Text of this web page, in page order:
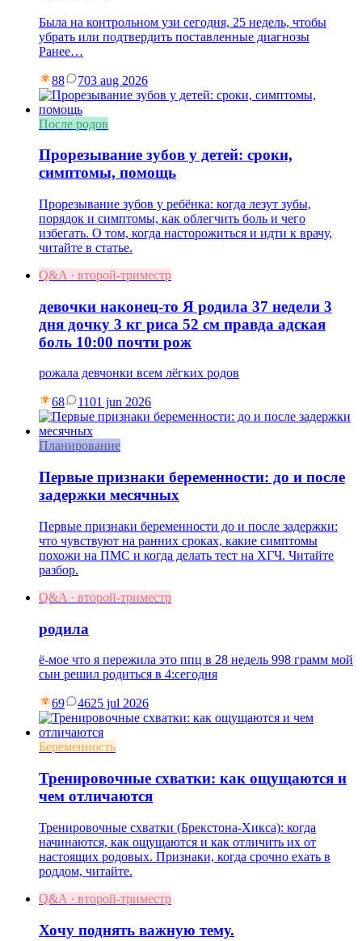
Была на контрольном узи сегодня, 25 недель, чтобы
убрать или подтвердить поставленные диагнозы
Ранее…
88 703 aug 2026
После родов
Прорезывание зубов у детей: сроки,
симптомы, помощь
Прорезывание зубов у ребёнка: когда лезут зубы,
порядок и симптомы, как облегчить боль и чего
избегать. О том, когда насторожиться и идти к врачу,
читайте в статье.
Q&A · второй-триместр
девочки наконец-то Я родила 37 недели 3
дня дочку 3 кг риса 52 см правда адская
боль 10:00 почти рож
рожала девчонки всем лёгких родов
68 1101 jun 2026
Планирование
Первые признаки беременности: до и после
задержки месячных
Первые признаки беременности до и после задержки:
что чувствуют на ранних сроках, какие симптомы
похожи на ПМС и когда делать тест на ХГЧ. Читайте
разбор.
Q&A · второй-триместр
родила
ё-мое что я пережила это ппц в 28 недель 998 грамм мой
сын решил родиться в 4:сегодня
69 4625 jul 2026
Беременность
Тренировочные схватки: как ощущаются и
чем отличаются
Тренировочные схватки (Брекстона-Хикса): когда
начинаются, как ощущаются и как отличить их от
настоящих родовых. Признаки, когда срочно ехать в
роддом, читайте.
Q&A · второй-триместр
Хочу поднять важную тему.